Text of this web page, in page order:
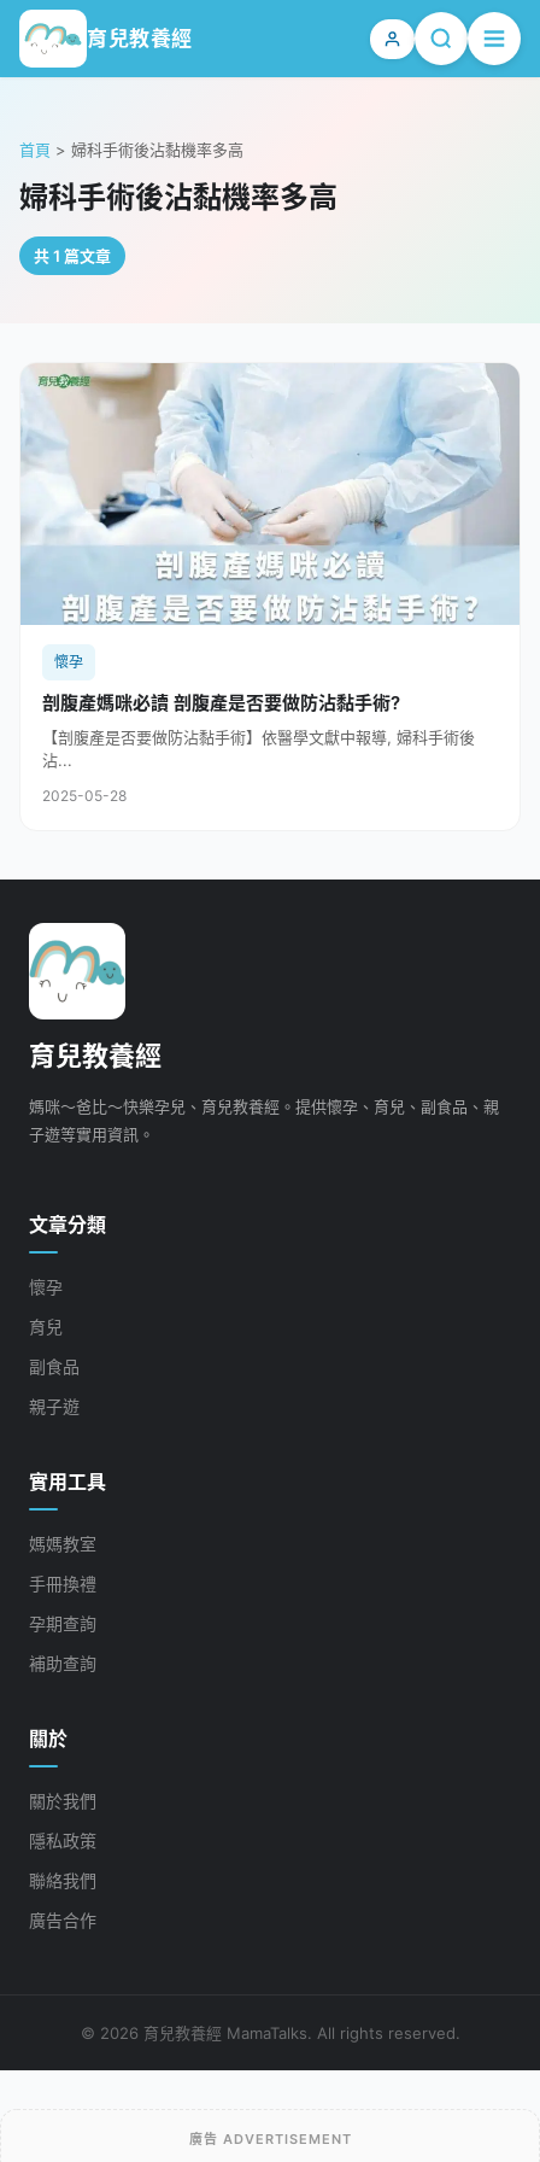
育兒教養經
首頁 > 婦科手術後沾黏機率多高
婦科手術後沾黏機率多高
共 1 篇文章
懷孕
剖腹產媽咪必讀 剖腹產是否要做防沾黏手術?
【剖腹產是否要做防沾黏手術】依醫學文獻中報導, 婦科手術後
沾...
2025-05-28
育兒教養經
媽咪～爸比～快樂孕兒、育兒教養經。提供懷孕、育兒、副食品、親
子遊等實用資訊。
文章分類
懷孕
育兒
副食品
親子遊
實用工具
媽媽教室
手冊換禮
孕期查詢
補助查詢
關於
關於我們
隱私政策
聯絡我們
廣告合作
© 2026 育兒教養經 MamaTalks. All rights reserved.
廣告 ADVERTISEMENT